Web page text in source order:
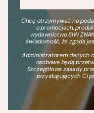
Chcę otrzymywać na
o promocjach,
wydawnictwo SIW
świadomość, że zgoda
Administratorem danych
osobowe będą
Szczegółowe zasady
przysługujących Ci